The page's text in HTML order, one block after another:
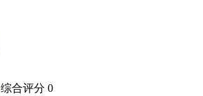
综合评分 0